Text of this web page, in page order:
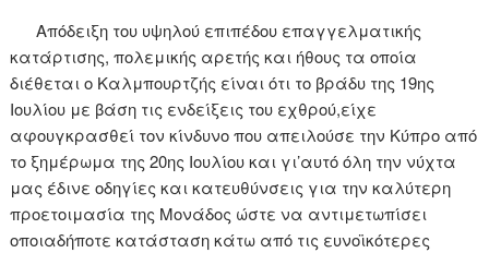
Απόδειξη του υψηλού επιπέδου επαγγελματικής
κατάρτισης, πολεμικής αρετής και ήθους τα οποία
διέθεται ο Καλμπουρτζής είναι ότι το βράδυ της 19ης
Ιουλίου με βάση τις ενδείξεις του εχθρού,είχε
αφουγκρασθεί τον κίνδυνο που απειλούσε την Κύπρο από
το ξημέρωμα της 20ης Ιουλίου και γι’αυτό όλη την νύχτα
μας έδινε οδηγίες και κατευθύνσεις για την καλύτερη
προετοιμασία της Μονάδος ώστε να αντιμετωπίσει
οποιαδήποτε κατάσταση κάτω από τις ευνοϊκότερες